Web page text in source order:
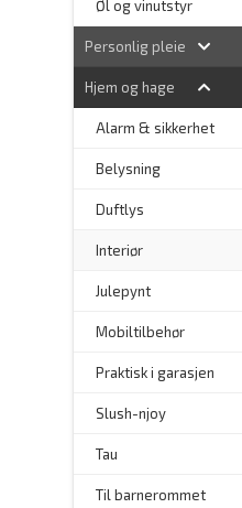
Øl og vinutstyr
Personlig pleie
Hjem og hage
Alarm & sikkerhet
Belysning
Duftlys
Interiør
Julepynt
Mobiltilbehør
Praktisk i garasjen
Slush-njoy
Tau
Til barnerommet